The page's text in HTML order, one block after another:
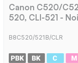
Canon C520/
520, CLI-521 -
B8C520/521B/CLR